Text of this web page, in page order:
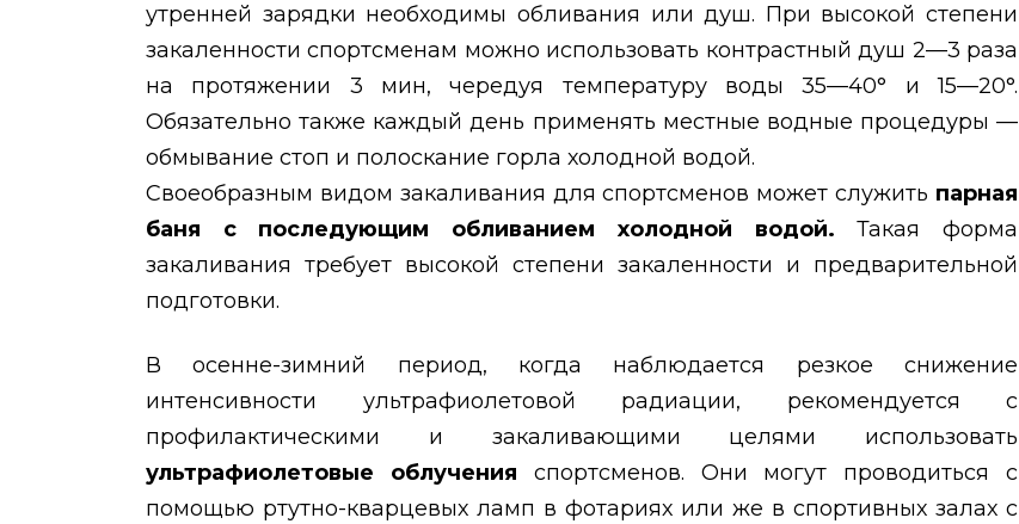
утренней зарядки необходимы обливания или душ. При высокой степени
закаленности спортсменам можно использовать контрастный душ 2—3 раза
на протяжении 3 мин, чередуя температуру воды 35—40° и 15—20°.
Обязательно также каждый день применять местные водные процедуры —
обмывание стоп и полоскание горла холодной водой.
Своеобразным видом закаливания для спортсменов может служить парная
баня с последующим обливанием холодной водой.Такая форма
закаливания требует высокой степени закаленности и предварительной
подготовки.
В осенне-зимний период, когда наблюдается резкое снижение
интенсивности ультрафиолетовой радиации, рекомендуется с
профилактическими и закаливающими целями использовать
ультрафиолетовые облучения спортсменов. Они могут проводиться с
помощью ртутно-кварцевых ламп в фотариях или же в спортивных залах с